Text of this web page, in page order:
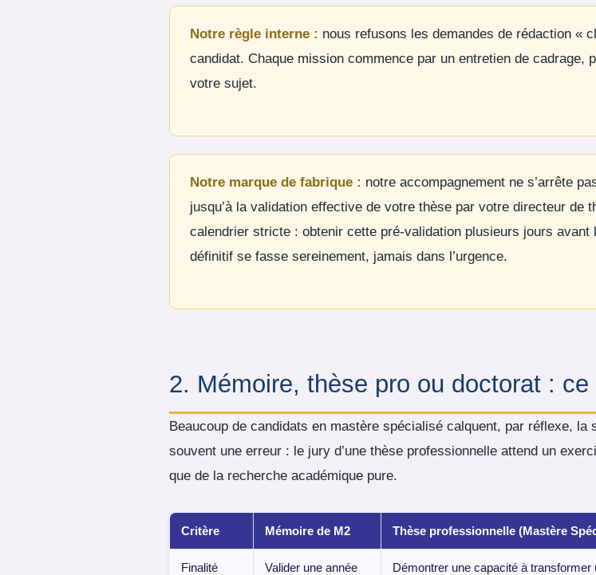
Notre règle interne : nous refusons les demandes de rédaction «
candidat. Chaque mission commence par un entretien de cadrage,
votre sujet.
Notre marque de fabrique : notre accompagnement ne s’arrête
jusqu’à la validation effective de votre thèse par votre directeur de
calendrier stricte : obtenir cette pré-validation plusieurs jours avant
définitif se fasse sereinement, jamais dans l’urgence.
2. Mémoire, thèse pro ou doctorat :
Beaucoup de candidats en mastère spécialisé calquent, par réflexe, la
souvent une erreur : le jury d’une thèse professionnelle attend un
que de la recherche académique pure.
Critère Mémoire de M2 Thèse professionnelle (Mastère
Finalité Valider une année Démontrer une capacité à transformer